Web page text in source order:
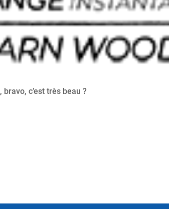
, bravo, c’est très beau ?